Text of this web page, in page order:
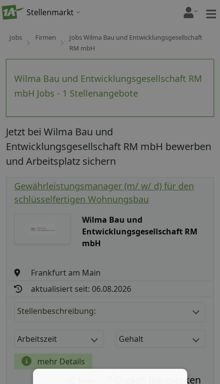
Stellenmarkt
Jobs Firmen
Jobs Wilma Bau und Entwicklungsgesellschaft
RM mbH
Wilma Bau und Entwicklungsgesellschaft RM
mbH Jobs - 1 Stellenangebote
Jetzt bei Wilma Bau und
Entwicklungsgesellschaft RM mbH bewerben
und Arbeitsplatz sichern
Gewährleistungsmanager (m/ w/ d) für den
schlüsselfertigen Wohnungsbau
Wilma Bau und
Entwicklungsgesellschaft RM
mbH
Frankfurt am Main
aktualisiert seit: 06.08.2026
Stellenbeschreibung:
Arbeitszeit Gehalt
mehr Details